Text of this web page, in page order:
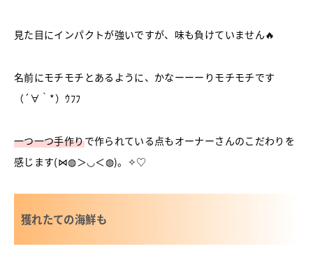
見た目にインパクトが強いですが、味も負けていません🔥
名前にモチモチとあるように、かなーーーりモチモチです
（´∀｀*）ｳﾌﾌ
一つ一つ手作りで作られている点もオーナーさんのこだわりを
感じます(⋈◍＞◡＜◍)。✧♡
獲れたての海鮮も